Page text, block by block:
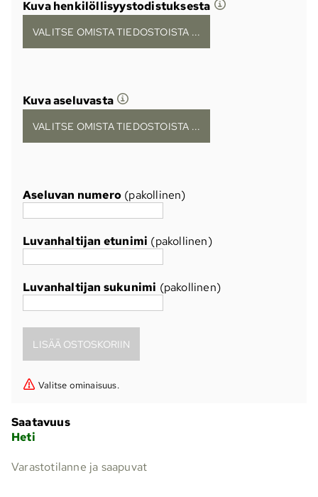
Kuva henkilöllisyystodistuksesta
VALITSE OMISTA TIEDOSTOISTA ...
Kuva aseluvasta
VALITSE OMISTA TIEDOSTOISTA ...
Aseluvan numero (pakollinen)
Luvanhaltijan etunimi (pakollinen)
Luvanhaltijan sukunimi (pakollinen)
Valitse ominaisuus.
Saatavuus
Heti
Varastotilanne ja saapuvat